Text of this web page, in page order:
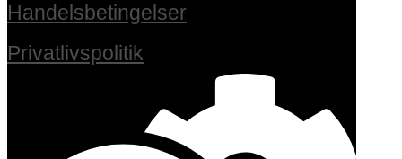
Handelsbetingelser
Privatlivspolitik